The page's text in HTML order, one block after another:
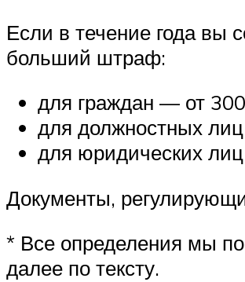
Если в течение года вы
больший штраф:
для граждан — от
для должностных
для юридических
Документы,
* Все определения мы
далее по тексту.